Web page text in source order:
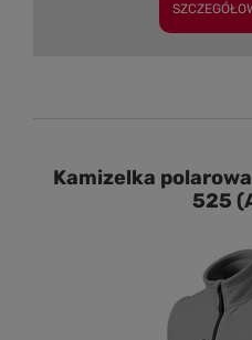
Kamizelka
525